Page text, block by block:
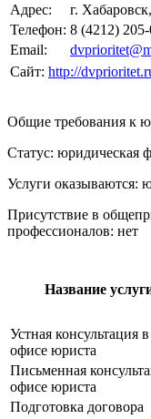
Адрес:
г.
Телефон: 8 (4212)
Email:
Сайт: http://
Общие требования к
Статус: юридическая
Услуги оказываются:
Присутствие в
профессионалов: нет
Название
Устная консультация в
офисе юриста
Письменная
офисе юриста
Подготовка договора